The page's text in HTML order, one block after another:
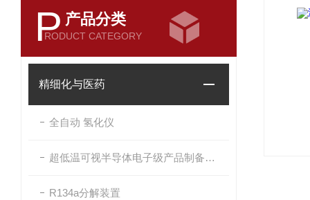
P 产品分类
RODUCT CATEGORY
精细化与医药
全自动 氢化仪
超低温可视半导体电子级产品制备界面反应系统
R134a分解装置